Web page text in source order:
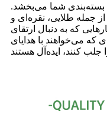
بسته‌بندی شما می‌بخشد.
جمله طلایی، نقره‌ای و
که به دنبال ارتقای
که می‌خواهند با هدایای